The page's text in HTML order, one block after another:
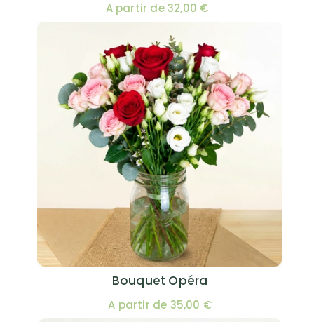
A partir de 32,00 €
Bouquet Opéra
A partir de 35,00 €